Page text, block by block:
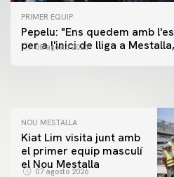
PRIMER EQUIP
Pepelu: "Ens quedem amb
per a l'inici de lliga a
08 agosto 2026
PRIMER EQUIP
📸 #ValenciaNUFC
PRIMER EQUIP
MESTALLA 📍
NOU MESTALLA
Kiat Lim visita junt amb
el primer equip masculí
el Nou Mestalla
07 agosto 2026